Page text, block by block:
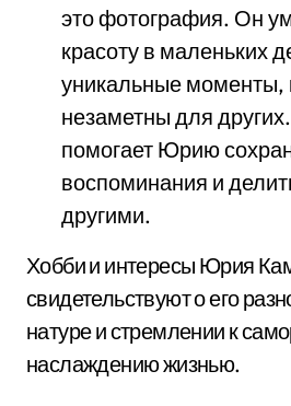
это фотография. Он
красоту в маленьких
уникальные моменты,
незаметны для
помогает Юрию
воспоминания и
другими.
Хобби и интересы Юрия
свидетельствуют о его
натуре и стремлении к
наслаждению жизнью.